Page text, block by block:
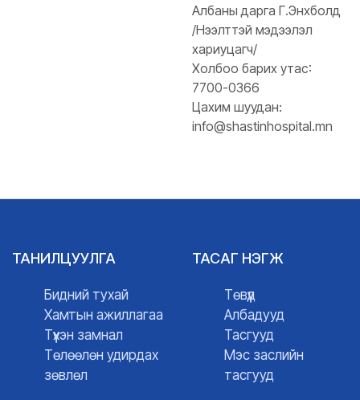
Албаны дарга Г.Энхболд
/Нээлттэй мэдээлэл
хариуцагч/
Холбоо барих утас:
7700-0366
Цахим шуудан:
info@shastinhospital.mn
ТАНИЛЦУУЛГА
Бидний тухай
Хамтын ажиллагаа
Түүхэн замнал
Төлөөлөн удирдах
зөвлөл
ТАСАГ НЭГЖ
Төвүүд
Албадууд
Тасгууд
Мэс заслийн
тасгууд